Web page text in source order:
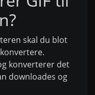
skal du blot
konverterer det
downloades og